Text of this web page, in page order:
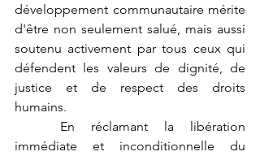
développement communautaire mérite
d'être non seulement salué, mais aussi
soutenu activement par tous ceux qui
défendent les valeurs de dignité, de
justice et de respect des droits
humains.
immédiate et inconditionnelle du